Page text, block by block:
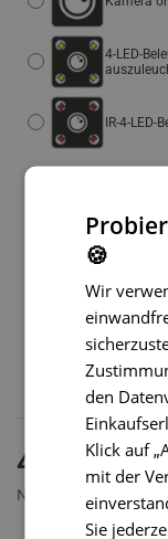
41,99 €
Netto 34,99 €
4-LED-
IR-4-
Statische
Wir empfehlen
WLAN-
(+39 €)
🍪
Wir
den
Klick auf
mit der
Sie